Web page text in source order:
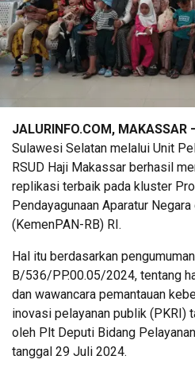
JALURINFO.COM, MAKASSAR
Sulawesi Selatan melalui Unit
RSUD Haji Makassar berhasil
replikasi terbaik pada kluster
Pendayagunaan Aparatur
(KemenPAN-RB) RI.
Hal itu berdasarkan
B/536/PP.00.05/2024, tentang
dan wawancara pemantauan
inovasi pelayanan publik (PKRI)
oleh Plt Deputi Bidang
tanggal 29 Juli 2024.